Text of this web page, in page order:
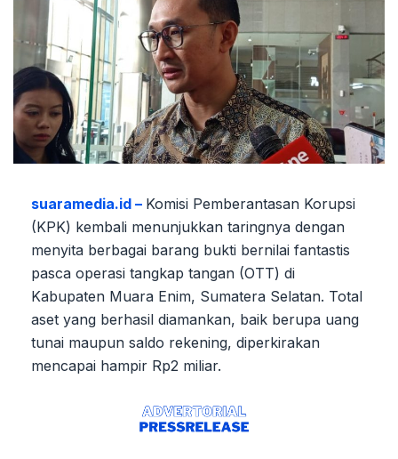
suaramedia.id – Komisi Pemberantasan Korupsi
(KPK) kembali menunjukkan taringnya dengan
menyita berbagai barang bukti bernilai fantastis
pasca operasi tangkap tangan (OTT) di
Kabupaten Muara Enim, Sumatera Selatan. Total
aset yang berhasil diamankan, baik berupa uang
tunai maupun saldo rekening, diperkirakan
mencapai hampir Rp2 miliar.